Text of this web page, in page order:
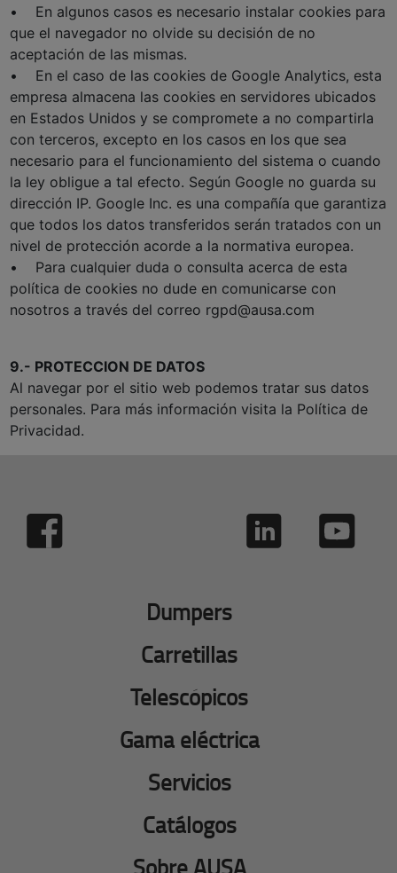
• En algunos casos es necesario instalar cookies para
que el navegador no olvide su decisión de no
aceptación de las mismas.
• En el caso de las cookies de Google Analytics, esta
empresa almacena las cookies en servidores ubicados
en Estados Unidos y se compromete a no compartirla
con terceros, excepto en los casos en los que sea
necesario para el funcionamiento del sistema o cuando
la ley obligue a tal efecto. Según Google no guarda su
dirección IP. Google Inc. es una compañía que garantiza
que todos los datos transferidos serán tratados con un
nivel de protección acorde a la normativa europea.
• Para cualquier duda o consulta acerca de esta
política de cookies no dude en comunicarse con
nosotros a través del correo rgpd@ausa.com
9.- PROTECCION DE DATOS
Al navegar por el sitio web podemos tratar sus datos
personales. Para más información visita la Política de
Privacidad.
Dumpers
Carretillas
Telescópicos
Gama eléctrica
Servicios
Catálogos